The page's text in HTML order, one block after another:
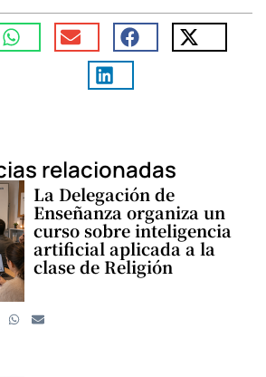
relacionadas
La Delegación de
Enseñanza organiza un
curso sobre inteligencia
artificial aplicada a la
clase de Religión